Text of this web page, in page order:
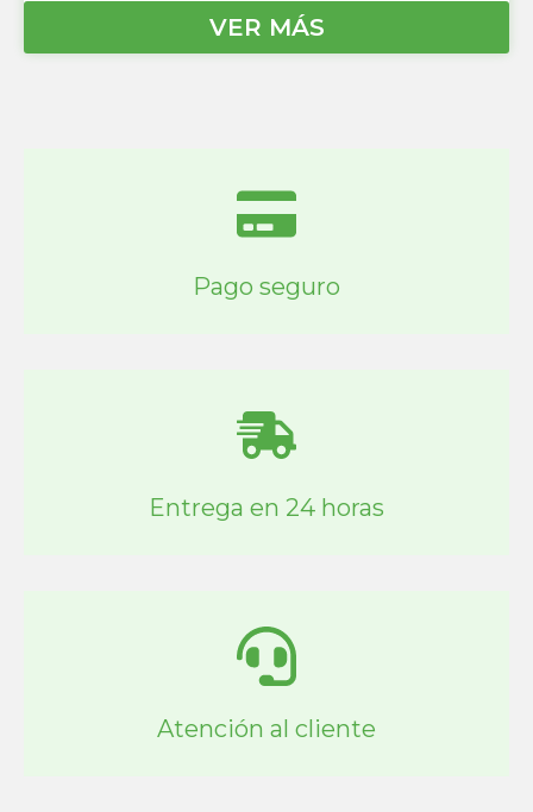
VER MÁS
Pago seguro
Entrega en 24 horas
Atención al cliente